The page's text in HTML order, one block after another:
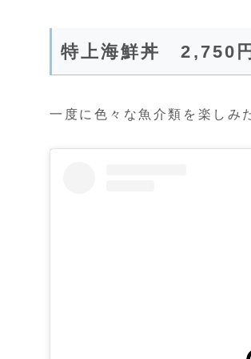
特上海鮮丼 2,750円
一度に色々な魚介類を楽しみ